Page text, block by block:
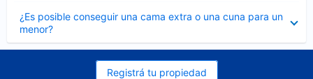
¿Es posible conseguir una cama extra o una cuna para un
menor?
cerrado
Registrá tu propiedad